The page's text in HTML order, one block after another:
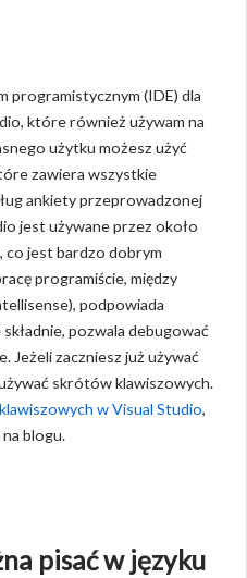
programistycznym (IDE) dla
które również używam na
użytku możesz użyć
zawiera wszystkie
ankiety przeprowadzonej
jest używane przez około
co jest bardzo dobrym
programiście, między
podpowiada
pozwala debugować
Jeżeli zaczniesz już używać
skrótów klawiszowych.
w Visual Studio,
blogu.
pisać w języku